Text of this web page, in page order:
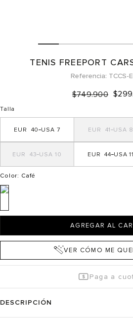
TENIS FREEPORT
Referencia TCCS-
$749.900 $299
Talla
7
40 8
41
10
43 11
44
Color: Café
AGREGAR AL
VER CÓMO ME
Paga a
DESCRIPCIÓN